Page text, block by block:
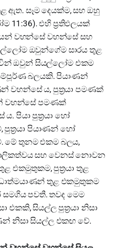
ඇත. සෑම දෙයක්ම, සහ ඔහු
11:36). එහි ප්‍රතිඵලයක්
වහන්සේ වහන්සේ සහ
ඔවුන්ගේම සාරය තුළ
ඔවුන් සියල්ලෝම එකම
බලයකි. පියාණන්
වහන්සේ ය, පුත්‍රයා පමණක්
වහන්සේ පමණක්
පියා පුත්‍රයා හෝ
පියාණන් හෝ
මේ තුනම එකම බලය,
සහ වෙනස් නොවන
එකමුතුකම, පුත්‍රයා තුළ
තුළ එකමුතුකම
සමගිය පවතී. තවද මෙම
එකකි, සියල්ල පුත්‍රයා නිසා
නිසා සියල්ල එකඟ වේ.